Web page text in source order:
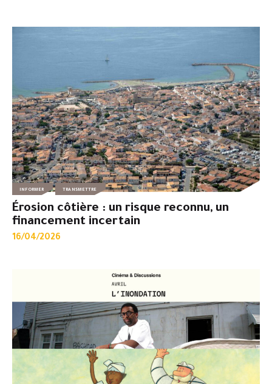
INFORMER TRANSMETTRE
Érosion côtière : un risque reconnu, un
financement incertain
16/04/2026